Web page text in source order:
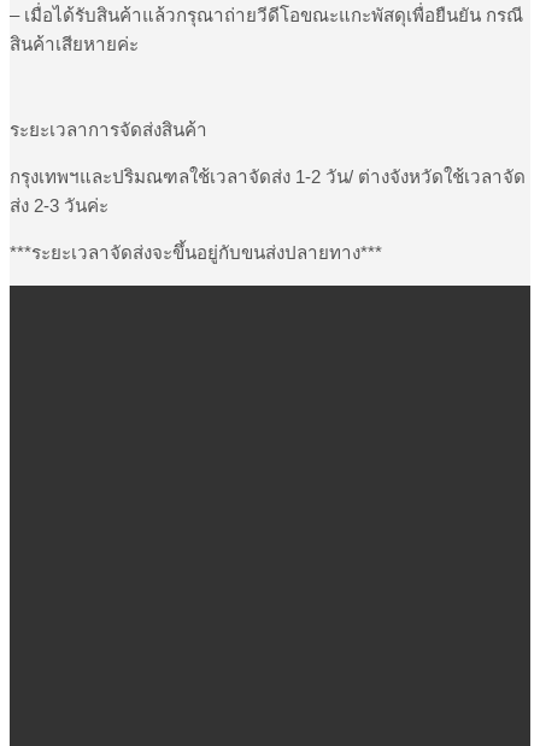
15
Pro
/
ชิ้น
– เมื่อได้รับสินค้าแล้วกรุณาถ่ายวีดีโอขณะแกะพัสดุเพื่อยืนยัน กรณี
สินค้าเสียหายค่ะ
ระยะเวลาการจัดส่งสินค้า
กรุงเทพฯและปริมณฑลใช้เวลาจัดส่ง 1-2 วัน/ ต่างจังหวัดใช้เวลาจัด
ส่ง 2-3 วันค่ะ
***ระยะเวลาจัดส่งจะขึ้นอยู่กับขนส่งปลายทาง***